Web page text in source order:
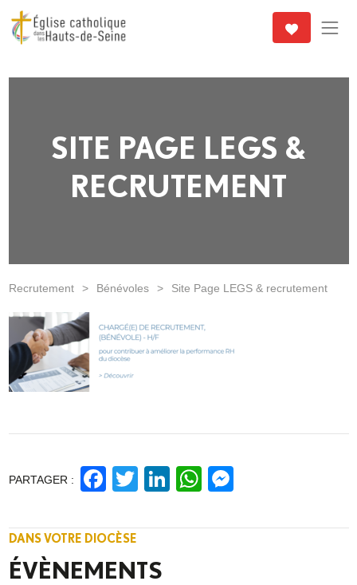
SITE PAGE LEGS &
RECRUTEMENT
Recrutement > Bénévoles > Site Page LEGS & recrutement
PARTAGER : Facebook
Twitter
LinkedIn
WhatsApp
DANS VOTRE DIOCÈSE
ÉVÈNEMENTS